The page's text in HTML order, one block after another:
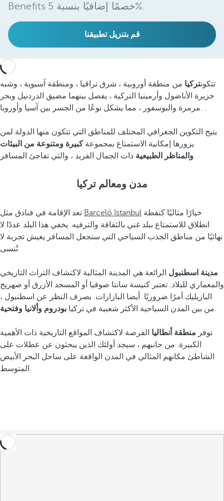
Benefits خصمًا إضافيًا بنسبة 5%.
قم بتنزيل تطبيقنا
تتكونتركيا من منطقة أوروبية ، شرق تراقيا ، ومنطقة آسيوية ، وشبه
جزيرة الأناضول وأرمينيا التركية ، يفصل بينهما مضيق الدردنيل وبحر
مرمرة والبوسفور ، مما يشكل نوعًا من الجسر بين آسيا وأوروبا. .
يتيح التكوين الجغرافي المختلف للمناطق التي تتكون منها الدولة لمن
يزورها إمكانية الاستمتاع بمجموعةكبيرة ومتنوعة من البيئات
والمناظر الطبيعيةذات الجمال الفريد ، والتي تفاجئ المسافر.
مدن ومعالم تركيا
Barceló Istanbul
انطلاق للاستمتاع ببلد غني بالثقافة والترفيه. يخفي هذا البلد عددًا لا
نهائيًا من مناطق الجذب السياحي التي ستجعل المسافر يعيش تجربة لا
تُنسى.
مدينة اسطنبول الرائعة هي المدينة المثالية لاكتشاف التراث التاريخي
والمعماري للبلاد. تعتبر كنيسة سانتا صوفيا أو المسجد الأزرق أو صهريج
البازيليك أمرًا ضروريًا. أيضا البازارات. بصرف النظر عن اسطنبول ،
من بين المدن السياحية الأكثر شعبية في تركيا بودروم وألانيا وفتحية .
توفر منطقة أنطاليا الفرصة لاكتشاف المواقع التاريخية ذات الأهمية
الكبيرة. من جانبهم ، سيجد أولئك الذين يبحثون عن عطلات على
الشاطئ مكانهم المثالي في المدن الواقعة على ساحل البحر الأبيض
المتوسط.